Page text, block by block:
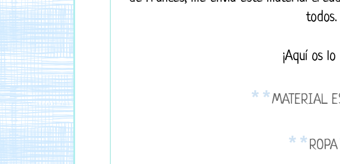
todos.
¡Aquí os
**MATERIAL
**ROPA